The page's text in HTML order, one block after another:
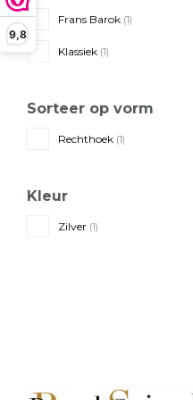
9,8
Frans Barok (1)
Klassiek (1)
Sorteer op vorm
Rechthoek (1)
Kleur
Zilver (1)